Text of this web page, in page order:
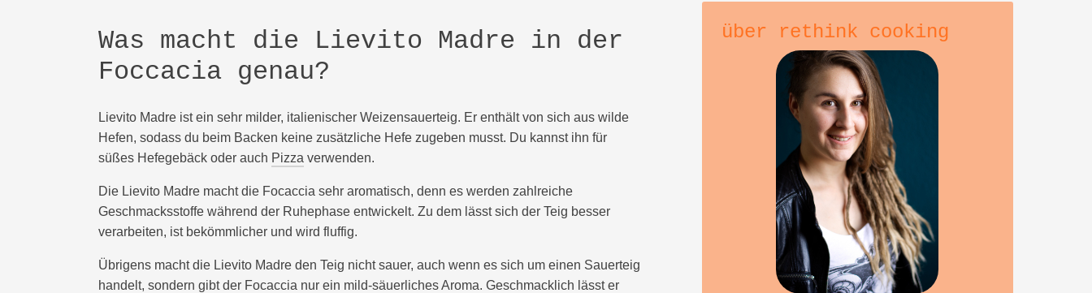
über rethink cooking
Was macht die Lievito Madre in der
Foccacia genau?
Lievito Madre ist ein sehr milder, italienischer Weizensauerteig. Er enthält von sich aus wilde
Hefen, sodass du beim Backen keine zusätzliche Hefe zugeben musst. Du kannst ihn für
süßes Hefegebäck oder auch Pizza verwenden.
Die Lievito Madre macht die Focaccia sehr aromatisch, denn es werden zahlreiche
Geschmacksstoffe während der Ruhephase entwickelt. Zu dem lässt sich der Teig besser
verarbeiten, ist bekömmlicher und wird fluffig.
Übrigens macht die Lievito Madre den Teig nicht sauer, auch wenn es sich um einen Sauerteig
handelt, sondern gibt der Focaccia nur ein mild-säuerliches Aroma. Geschmacklich lässt er